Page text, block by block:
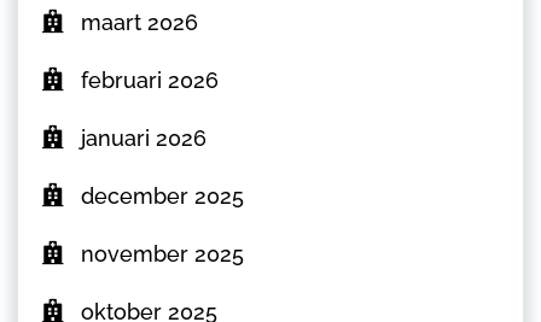
maart 2026
februari 2026
januari 2026
december 2025
november 2025
oktober 2025